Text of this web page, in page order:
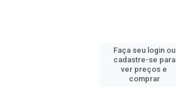
Faça seu login ou
cadastre-se para
ver preços e
comprar